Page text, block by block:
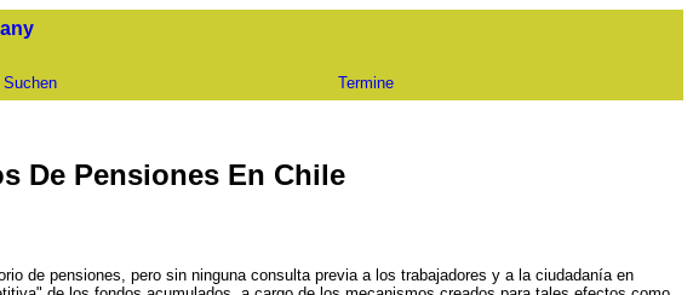
Suchen Termine
De Pensiones En Chile
de pensiones, pero sin ninguna consulta previa a los trabajadores y a la ciudadanía en